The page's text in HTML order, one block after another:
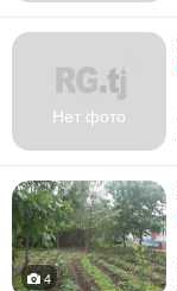
Нет фото
4